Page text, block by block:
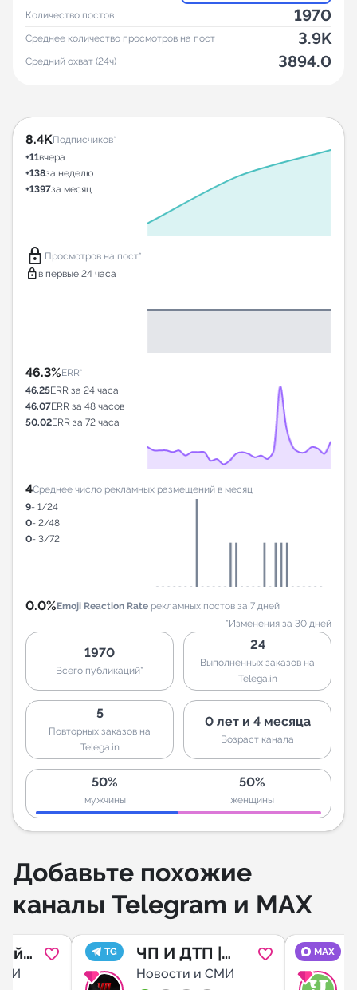
Количество постов 1970
Среднее количество просмотров на пост 3.9K
Средний охват (24ч) 3894.0
8.4KПодписчиков*
+11вчера
+138за неделю
+1397за месяц
lock Просмотров на пост*
lock в первые 24 часа
46.3%ERR*
46.25ERR за 24 часа
46.07ERR за 48 часов
50.02ERR за 72 часа
4Среднее число рекламных размещений в месяц
9- 1/24
0- 2/48
0- 3/72
0.0%Emoji Reaction Rate рекламных постов за 7 дней
*Изменения за 30 дней
1970
Всего публикаций*
24
Выполненных заказов на
Telega.in
5
Повторных заказов на
Telega.in
0 лет и 4 месяца
Возраст канала
50%
мужчины
50%
женщины
Добавьте похожие
каналы Telegram и MAX
TG
ЧП И ДТП |
ПЕРМЬ
Новости и СМИ
MAX